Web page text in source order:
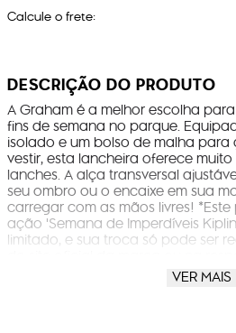
Calcule o frete:
DESCRIÇÃO DO PRODUTO
A Graham é a melhor escolha
fins de semana no parque.
isolado e um bolso de malha
vestir, esta lancheira oferece
lanches. A alça transversal
seu ombro ou o encaixe em sua
carregar com as mãos livres!
ação 'Semana de Imperdíveis
limitado, e sua troca só pode ser
produto foi retirado, devendo o
contatar o SAC ou canais de
VER MAIS